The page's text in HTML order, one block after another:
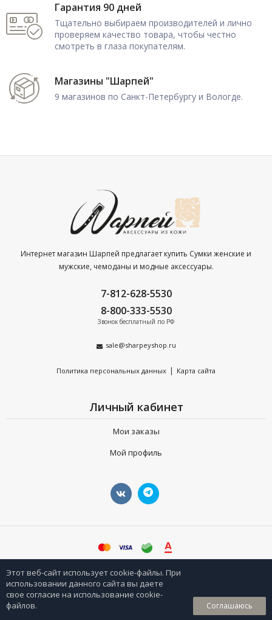
Гарантия 90 дней
Тщательно выбираем производителей и лично
проверяем качество товара, чтобы честно
смотреть в глаза покупателям.
Магазины "Шарпей"
9 магазинов по Санкт-Петербургу и Вологде.
Интернет магазин Шарпей предлагает купить Сумки женские и
мужские, чемоданы и модные аксессуары.
7-812-628-5530
8-800-333-5530
Звонок бесплатный по РФ
sale@sharpeyshop.ru
Политика персональных данных | Карта сайта
Личный кабинет
Мои заказы
Мой профиль
©sharpeyshop.ru
0
Этот веб-сайт использует cookie-файлы. При
использовании данного сайта вы даете
свое согласие на использование cookie-
файлов.
Соглашаюсь